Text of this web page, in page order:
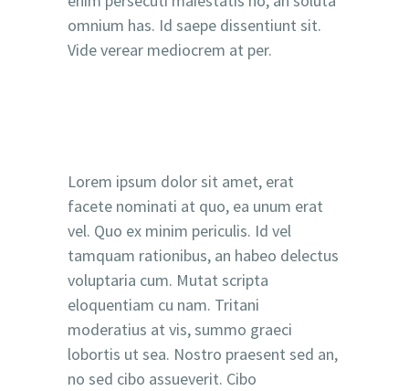
omnium has. Id saepe dissentiunt sit.
Vide verear mediocrem at per.
Lorem ipsum dolor sit amet, erat
facete nominati at quo, ea unum erat
vel. Quo ex minim periculis. Id vel
tamquam rationibus, an habeo delectus
voluptaria cum. Mutat scripta
eloquentiam cu nam. Tritani
moderatius at vis, summo graeci
lobortis ut sea. Nostro praesent sed an,
no sed cibo assueverit. Cibo